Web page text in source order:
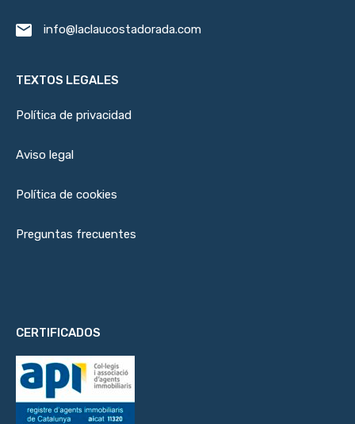
info@laclaucostadorada.com
TEXTOS LEGALES
Política de privacidad
Aviso legal
Política de cookies
Preguntas frecuentes
CERTIFICADOS